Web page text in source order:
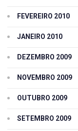
FEVEREIRO 2010
JANEIRO 2010
DEZEMBRO 2009
NOVEMBRO 2009
OUTUBRO 2009
SETEMBRO 2009